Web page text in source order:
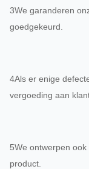
3We garanderen
goedgekeurd.
4Als er enige
vergoeding aan
5We ontwerpen
product.